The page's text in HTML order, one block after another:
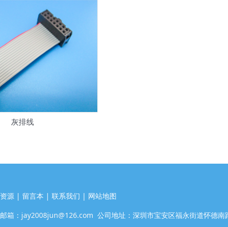
灰排线
源 | 留言本 | 联系我们 | 网站地图
箱： jay2008jun@126.com 公司地址：深圳市宝安区福永街道怀德南